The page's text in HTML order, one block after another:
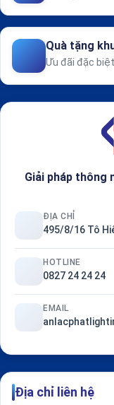
Quà tặng
Ưu đãi đặc
Giải pháp thông
ĐỊA CHỈ
495/8/16 Tô
HOTLINE
0827 24 24 24
EMAIL
Địa chỉ liên hệ